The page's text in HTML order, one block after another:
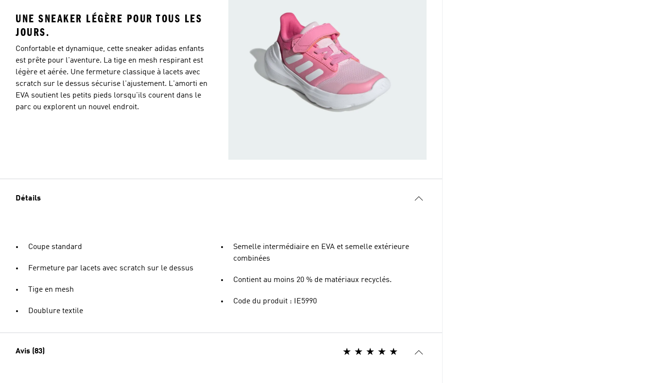
UNE SNEAKER LÉGÈRE POUR TOUS LES
JOURS.
Confortable et dynamique, cette sneaker adidas enfants
est prête pour l'aventure. La tige en mesh respirant est
légère et aérée. Une fermeture classique à lacets avec
scratch sur le dessus sécurise l'ajustement. L'amorti en
EVA soutient les petits pieds lorsqu'ils courent dans le
parc ou explorent un nouvel endroit.
Détails
Coupe standard
Fermeture par lacets avec scratch sur le dessus
Tige en mesh
Doublure textile
Semelle intermédiaire en EVA et semelle extérieure
combinées
Contient au moins 20 % de matériaux recyclés.
Code du produit : IE5990
Avis (83)